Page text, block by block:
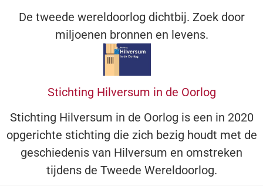
De tweede wereldoorlog dichtbij. Zoek door
miljoenen bronnen en levens.
Stichting Hilversum in de Oorlog
Stichting Hilversum in de Oorlog is een in 2020
opgerichte stichting die zich bezig houdt met de
geschiedenis van Hilversum en omstreken
tijdens de Tweede Wereldoorlog.